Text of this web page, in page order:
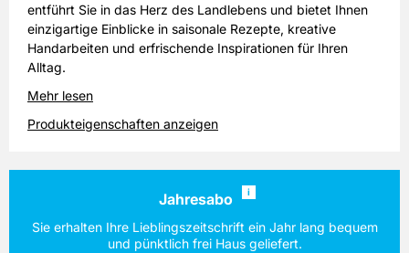
entführt Sie in das Herz des Landlebens und bietet Ihnen
einzigartige Einblicke in saisonale Rezepte, kreative
Handarbeiten und erfrischende Inspirationen für Ihren
Alltag.
Mehr lesen
Produkteigenschaften anzeigen
Jahresabo i
Sie erhalten Ihre Lieblingszeitschrift ein Jahr lang bequem
und pünktlich frei Haus geliefert.